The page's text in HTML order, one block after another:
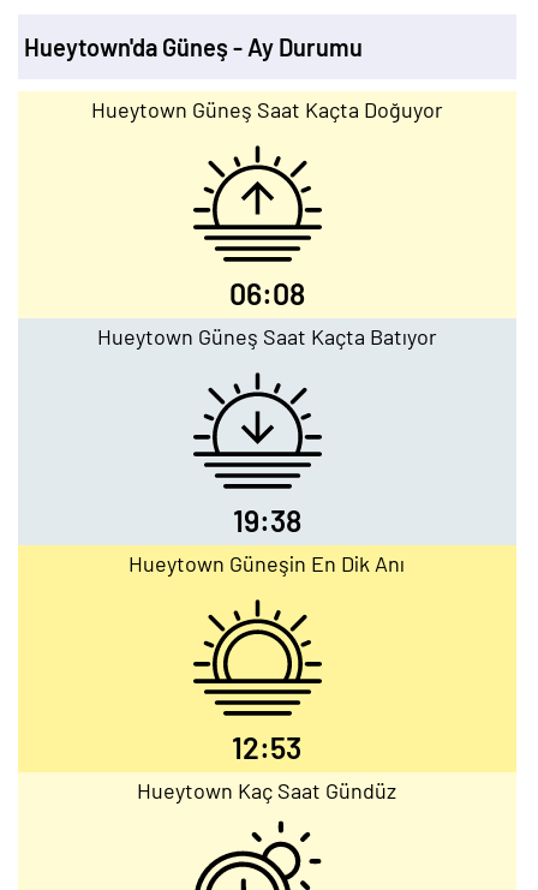
Hueytown'da Güneş - Ay Durumu
Hueytown Güneş Saat Kaçta Doğuyor
06:08
Hueytown Güneş Saat Kaçta Batıyor
19:38
Hueytown Güneşin En Dik Anı
12:53
Hueytown Kaç Saat Gündüz